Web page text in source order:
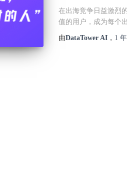
在出海竞争日益激烈
值的用户，成为每个
由DataTower AI ， 1 年